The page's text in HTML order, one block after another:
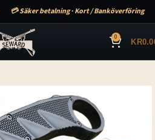
💳 Säker betalning · Kort / Banköverföring
0 KR